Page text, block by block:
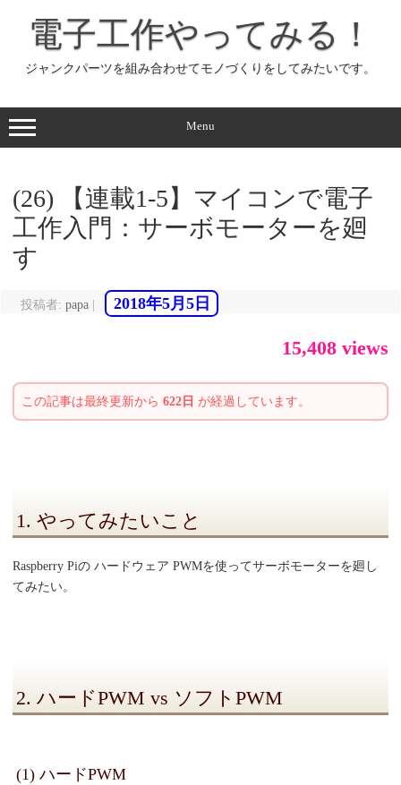
ッ
プ
電子工作やってみる！
ジャンクパーツを組み合わせてモノづくりをしてみたいです。
Menu
(26) 【連載1-5】マイコンで電子
工作入門：サーボモーターを廻
す
投稿者: papa 2018年5月5日
15,408 views
この記事は最終更新から 622日 が経過しています。
1. やってみたいこと
Raspberry Piの ハードウェア PWMを使ってサーボモーターを廻し
てみたい。
2. ハードPWM vs ソフトPWM
(1) ハードPWM